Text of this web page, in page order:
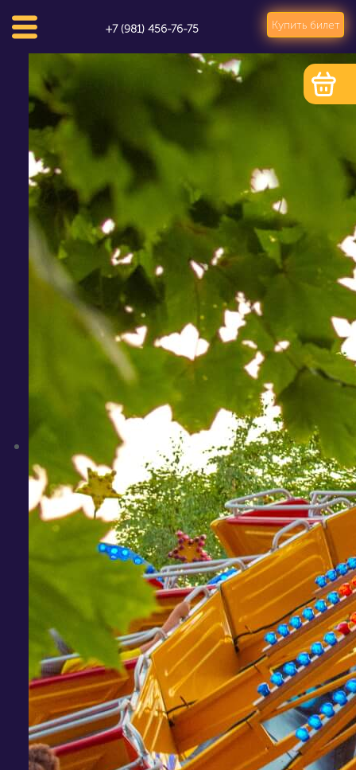
+7 (981) 456-76-75 Купить билет